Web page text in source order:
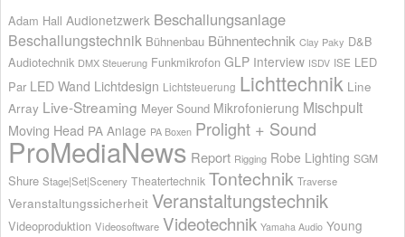
Adam Hall Audionetzwerk Beschallungsanlage
Beschallungstechnik Bühnenbau Bühnentechnik Clay Paky D&B
Audiotechnik DMX Steuerung Funkmikrofon GLP Interview ISDV ISE LED
Par LED Wand Lichtdesign Lichtsteuerung Lichttechnik Line
Array Live-Streaming Meyer Sound Mikrofonierung Mischpult
Moving Head PA Anlage PA Boxen Prolight + Sound
ProMediaNews Report Rigging Robe Lighting SGM
Shure Stage|Set|Scenery Theatertechnik Tontechnik Traverse
Veranstaltungssicherheit Veranstaltungstechnik
Videoproduktion Videosoftware Videotechnik Yamaha Audio Young